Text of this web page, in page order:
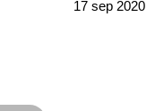
17 sep 2020